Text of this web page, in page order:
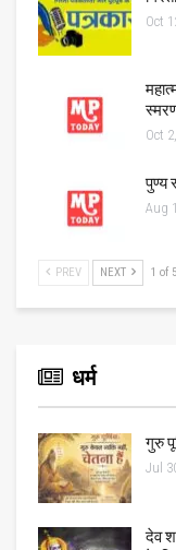
Oct
Oct
पुण्य
Aug
PREV NEXT 1 of 5
धर्म
गुरु
Jul
देव